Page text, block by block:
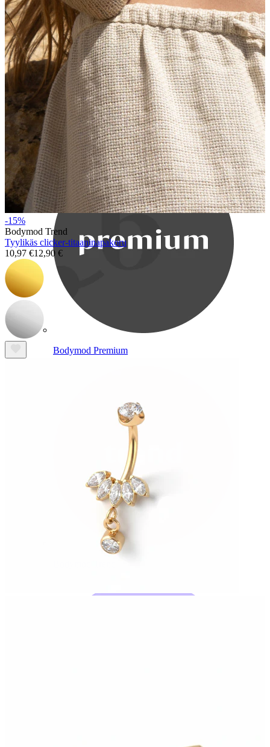
Bodymod Care
Bodymod Premium
-15%
Bodymod Trend
Tyylikäs clicker-titaaninapakoru
10,97 €12,90 €